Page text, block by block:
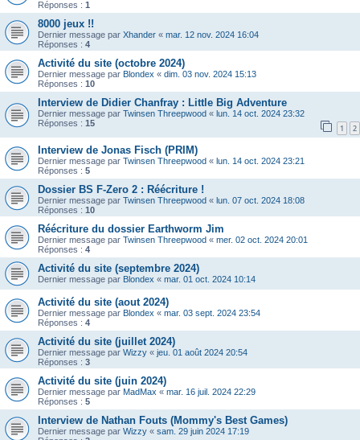
Réponses : 1
8000 jeux !!
Dernier message par Xhander « mar. 12 nov. 2024 16:04
Réponses : 4
Activité du site (octobre 2024)
Dernier message par Blondex « dim. 03 nov. 2024 15:13
Réponses : 10
Interview de Didier Chanfray : Little Big Adventure
Dernier message par Twinsen Threepwood « lun. 14 oct. 2024 23:32
Réponses : 15 1 2
Interview de Jonas Fisch (PRIM)
Dernier message par Twinsen Threepwood « lun. 14 oct. 2024 23:21
Réponses : 5
Dossier BS F-Zero 2 : Réécriture !
Dernier message par Twinsen Threepwood « lun. 07 oct. 2024 18:08
Réponses : 10
Réécriture du dossier Earthworm Jim
Dernier message par Twinsen Threepwood « mer. 02 oct. 2024 20:01
Réponses : 4
Activité du site (septembre 2024)
Dernier message par Blondex « mar. 01 oct. 2024 10:14
Activité du site (aout 2024)
Dernier message par Blondex « mar. 03 sept. 2024 23:54
Réponses : 4
Activité du site (juillet 2024)
Dernier message par Wizzy « jeu. 01 août 2024 20:54
Réponses : 3
Activité du site (juin 2024)
Dernier message par MadMax « mar. 16 juil. 2024 22:29
Réponses : 5
Interview de Nathan Fouts (Mommy's Best Games)
Dernier message par Wizzy « sam. 29 juin 2024 17:19